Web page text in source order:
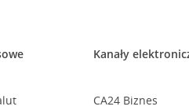
Kanały
CA24 Biznes